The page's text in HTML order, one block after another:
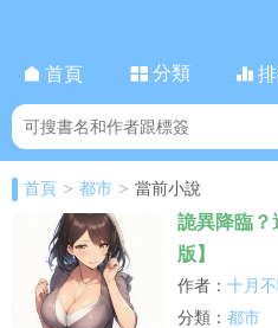
首頁 分類
首頁 > 都市 > 當前小說
詭異降臨？
版】
作者： 十月
分類： 都市